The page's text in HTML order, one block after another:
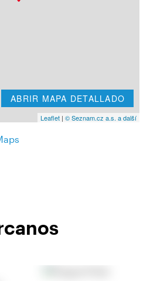
ABRIR MAPA DETALLADO
Leaflet | © Seznam.cz a.s. a další